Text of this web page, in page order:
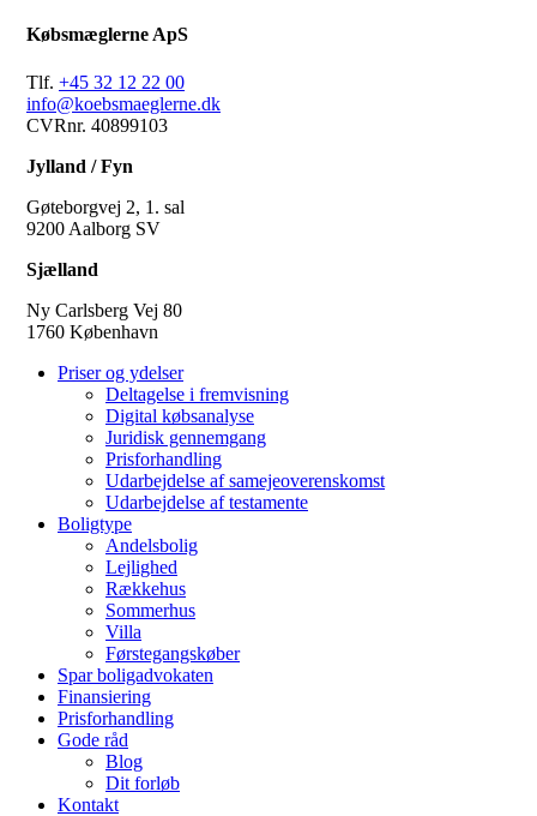
Købsmæglerne ApS
Tlf. +45 32 12 22 00
info@koebsmaeglerne.dk
CVRnr. 40899103
Jylland / Fyn
Gøteborgvej 2, 1. sal
9200 Aalborg SV
Sjælland
Ny Carlsberg Vej 80
1760 København
Priser og ydelser
Deltagelse i fremvisning
Digital købsanalyse
Juridisk gennemgang
Prisforhandling
Udarbejdelse af samejeoverenskomst
Udarbejdelse af testamente
Boligtype
Andelsbolig
Lejlighed
Rækkehus
Sommerhus
Villa
Førstegangskøber
Spar boligadvokaten
Finansiering
Prisforhandling
Gode råd
Blog
Dit forløb
Kontakt